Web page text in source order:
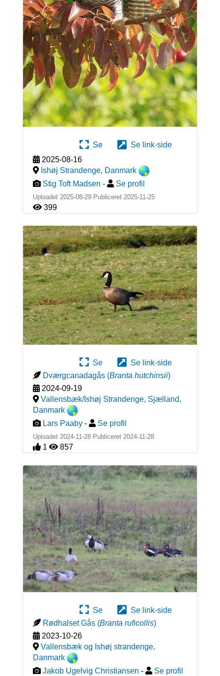
Se
Se link-side
2025-08-16
Ishøj Strandenge, Danmark
Stig Toft Madsen - Se profil
Uploadet 2025-08-29 Publiceret 2025-11-25
399
Se
Se link-side
Dværgcanadagås (Branta hutchinsii)
2024-09-19
Vallensbæk/Ishøj Strandenge, Sjælland,
Danmark
Lars Paaby - Se profil
Uploadet 2024-11-28 Publiceret 2024-11-28
1 857
Se
Se link-side
Rødhalset Gås (Branta ruficollis)
2023-10-26
Vallensbæk og Ishøj strandenge,
Danmark
Jakob Ugelvig Christiansen - Se profil